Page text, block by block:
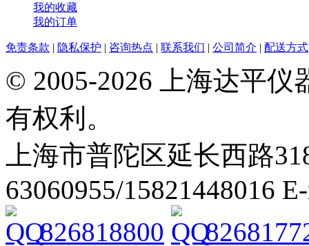
我的收藏
我的订单
免责条款 | 隐私保护 | 咨询热点 | 联系我们 | 公司简介 | 配送方式
© 2005-2026 上海达平
有权利。
上海市普陀区延长西路
63060955/15821448016
826818800